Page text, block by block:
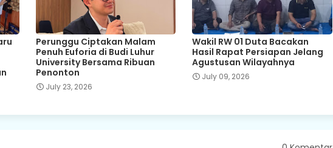
Perunggu Ciptakan Malam
Penuh Euforia di Budi Luhur
University Bersama Ribuan
Penonton
July 23, 2026
Wakil RW 01 Duta Bacakan
Hasil Rapat Persiapan Jelang
Agustusan Wilayahnya
July 09, 2026